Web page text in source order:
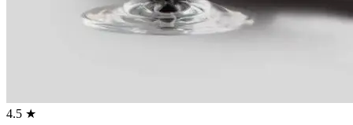
4.5 ★